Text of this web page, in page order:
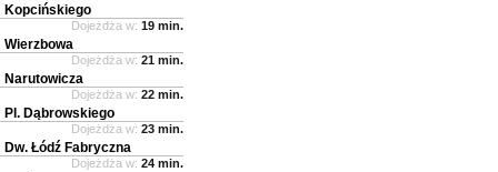
Kopcińskiego
Dojeżdża w: 19 min.
Wierzbowa
Dojeżdża w: 21 min.
Narutowicza
Dojeżdża w: 22 min.
Pl. Dąbrowskiego
Dojeżdża w: 23 min.
Dw. Łódź Fabryczna
Dojeżdża w: 24 min.